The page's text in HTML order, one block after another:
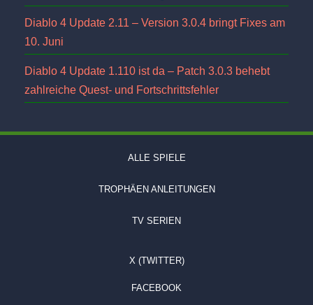
Diablo 4 Update 2.11 – Version 3.0.4 bringt Fixes am
10. Juni
Diablo 4 Update 1.110 ist da – Patch 3.0.3 behebt
zahlreiche Quest- und Fortschrittsfehler
ALLE SPIELE
TROPHÄEN ANLEITUNGEN
TV SERIEN
X (TWITTER)
FACEBOOK